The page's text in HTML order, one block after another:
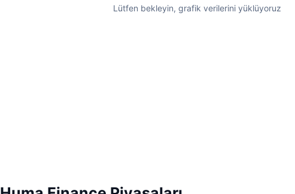
Lütfen bekleyin, grafik verilerini yüklüyoruz